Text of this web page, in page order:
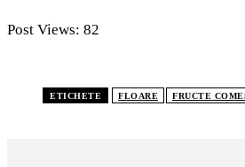
Post Views: 82
ETICHETE FLOARE FRUCTE